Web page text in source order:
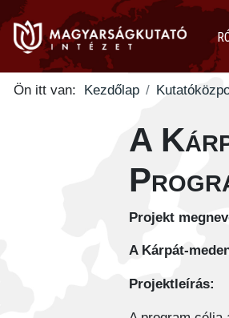
Ön itt van:
Kezdőlap
A
Projekt
A Kárpát-
Projektleírás: